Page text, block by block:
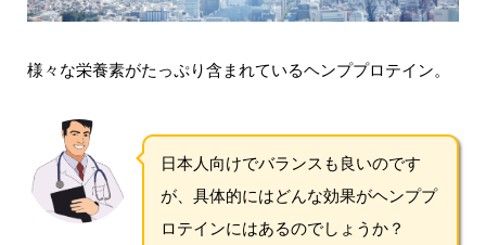
様々な栄養素がたっぷり含まれているヘンププロテイン。
日本人向けでバランスも良いのです
が、具体的にはどんな効果がヘンププ
ロテインにはあるのでしょうか？